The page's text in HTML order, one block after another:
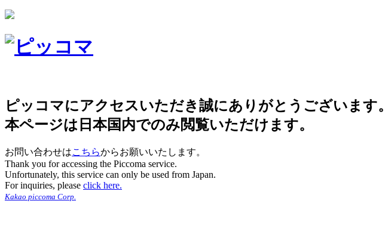
ピッコマにアクセスいただき誠にありがとうございます。
本ページは日本国内でのみ閲覧いただけます。
お問い合わせはこちらからお願いいたします。
Thank you for accessing the Piccoma service.
Unfortunately, this service can only be used from Japan.
For inquiries, please click here.
Kakao piccoma Corp.